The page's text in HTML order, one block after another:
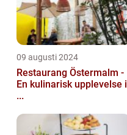
09 augusti 2024
Restaurang Östermalm -
En kulinarisk upplevelse i
...